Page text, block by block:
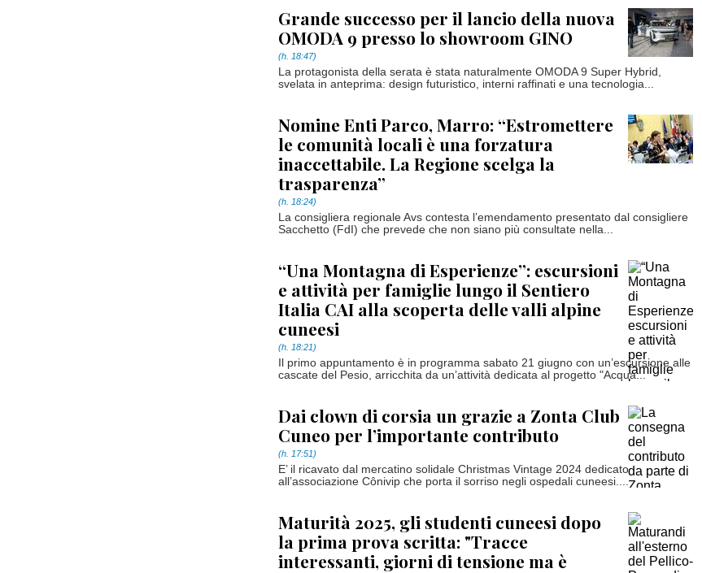
Grande successo per il lancio della nuova
OMODA 9 presso lo showroom GINO
(h. 18:47)
La protagonista della serata è stata naturalmente OMODA 9 Super Hybrid,
svelata in anteprima: design futuristico, interni raffinati e una tecnologia...
Nomine Enti Parco, Marro: “Estromettere
le comunità locali è una forzatura
inaccettabile. La Regione scelga la
trasparenza”
(h. 18:24)
La consigliera regionale Avs contesta l’emendamento presentato dal consigliere
Sacchetto (FdI) che prevede che non siano più consultate nella...
“Una Montagna di Esperienze”: escursioni
e attività per famiglie lungo il Sentiero
Italia CAI alla scoperta delle valli alpine
cuneesi
(h. 18:21)
Il primo appuntamento è in programma sabato 21 giugno con un’escursione alle
cascate del Pesio, arricchita da un’attività dedicata al progetto "Acqua...
Dai clown di corsia un grazie a Zonta Club
Cuneo per l’importante contributo
(h. 17:51)
E’ il ricavato dal mercatino solidale Christmas Vintage 2024 dedicato
all’associazione Cônivip che porta il sorriso negli ospedali cuneesi....
Maturità 2025, gli studenti cuneesi dopo
la prima prova scritta: "Tracce
interessanti, giorni di tensione ma è